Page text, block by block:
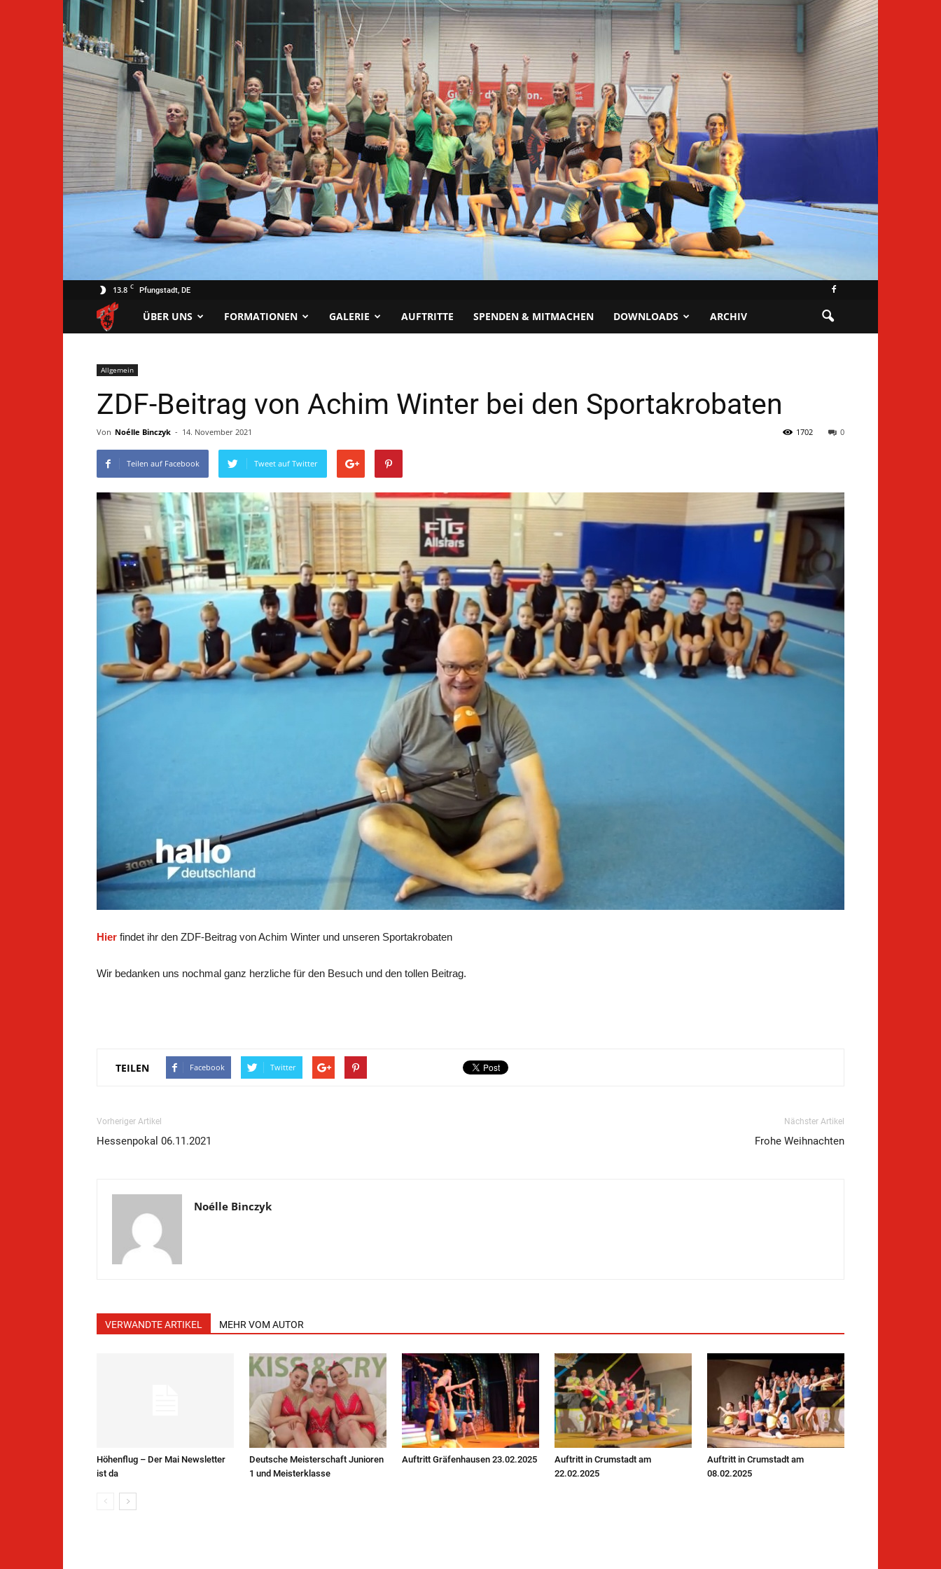
13.8 C Pfungstadt, DE
FTGÜBER UNS FORMATIONEN GALERIE AUFTRITTE SPENDEN & MITMACHEN DOWNLOADS ARCHIV
Allgemein
ZDF-Beitrag von Achim Winter bei den Sportakrobaten
Von Noélle Binczyk - 14. November 2021 0
1702
Teilen auf Facebook Tweet auf Twitter
Hier findet ihr den ZDF-Beitrag von Achim Winter und unseren Sportakrobaten
Wir bedanken uns nochmal ganz herzliche für den Besuch und den tollen Beitrag.
TEILEN Facebook Twitter
Vorheriger Artikel
Hessenpokal 06.11.2021
Nächster Artikel
Frohe Weihnachten
Noélle Binczyk
VERWANDTE ARTIKEL MEHR VOM AUTOR
Höhenflug – Der Mai Newsletter
ist da
Deutsche Meisterschaft Junioren
1 und Meisterklasse
Auftritt Gräfenhausen 23.02.2025
Auftritt in Crumstadt am
22.02.2025
Auftritt in Crumstadt am
08.02.2025